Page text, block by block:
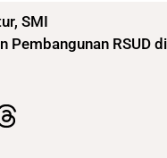
, SMI
Pembangunan RSUD